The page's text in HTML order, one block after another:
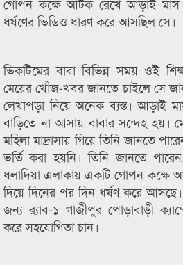
ধর্ষণের ভিডিও ধারণ করে আসছিল সে।
ভিকটিমের বাবা বিভিন্ন সময় ওই
মেয়ের খোঁজ-খবর জানতে চাইলে সে
লেখাপড়া নিয়ে অনেক ব্যস্ত। আড়াই
বাড়িতে না আসায় বাবার সন্দেহ হয়।
মহিলা মাদ্রাসায় গিয়ে তিনি জানতে
ভর্তি করা হয়নি। তিনি জানতে
ধলাদিয়া এলাকায় একটি গোপন কক্ষে
দিয়ে দিনের পর দিন ধর্ষণ করে আসছে।
জন্য র‌্যাব-১ গাজীপুর পোড়াবাড়ী
করে সহযোগিতা চান।